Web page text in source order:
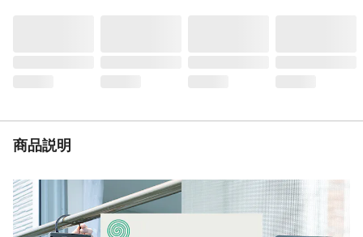
て部屋の換気をしてください。●器具の上部
さい。等
使用可能場所
適用範囲/4.5~8畳
効果持続時間
使用期間/約2ヵ月(1日12時間使用 約720時
商品説明